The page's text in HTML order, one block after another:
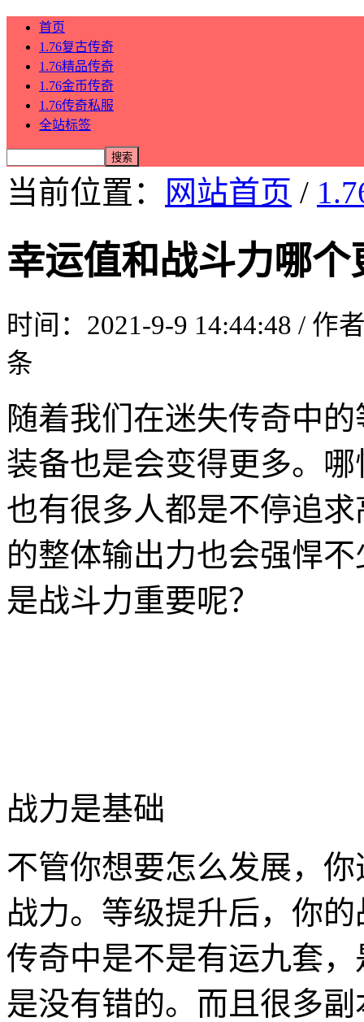
首页
1.76复古传奇
1.76精品传奇
1.76金币传奇
1.76传奇私服
全站标签
当前位置： 网站首页 /
幸运值和战斗力哪个
时间：2021-9-9 14:44:48 / 作
条
随着我们在迷失传奇中
装备也是会变得更多。
也有很多人都是不停追
的整体输出力也会强悍
是战斗力重要呢？
战力是基础
不管你想要怎么发展，
战力。等级提升后，你
传奇中是不是有运九套
是没有错的。而且很多